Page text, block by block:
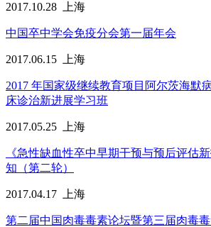
2017.10.28 上海
中国卒中学会免疫分会第一届年会
2017.06.15 上海
2017 年国家级继续教育项目阿尔茨海默
床诊治新进展学习班
2017.05.25 上海
《急性缺血性卒中早期干预与预后评估
知（第二轮）
2017.04.17 上海
第二届中国肉毒毒素论坛暨第三届肉毒